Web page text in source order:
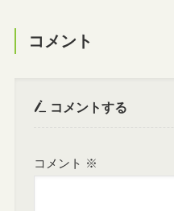
コメント
コメントする
コメント ※